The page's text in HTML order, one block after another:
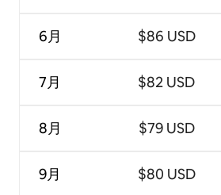
6月
7月
8月
9月
$86 USD
$82 USD
$79 USD
$80 USD